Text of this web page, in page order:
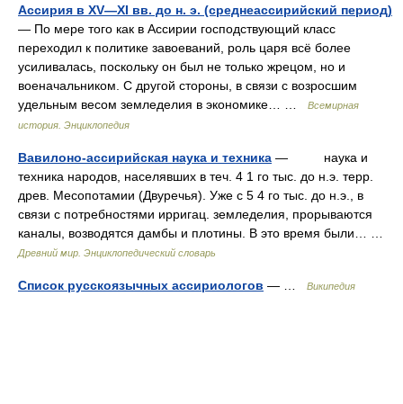
Ассирия в XV—XI вв. до н. э. (среднеассирийский период)
— По мере того как в Ассирии господствующий класс
переходил к политике завоеваний, роль царя всё более
усиливалась, поскольку он был не только жрецом, но и
военачальником. С другой стороны, в связи с возросшим
удельным весом земледелия в экономике… …
Всемирная
история. Энциклопедия
Вавилоно-ассирийская наука и техника — наука и
техника народов, населявших в теч. 4 1 го тыс. до н.э. терр.
древ. Месопотамии (Двуречья). Уже с 5 4 го тыс. до н.э., в
связи с потребностями ирригац. земледелия, прорываются
каналы, возводятся дамбы и плотины. В это время были… …
Древний мир. Энциклопедический словарь
Список русскоязычных ассириологов — … Википедия